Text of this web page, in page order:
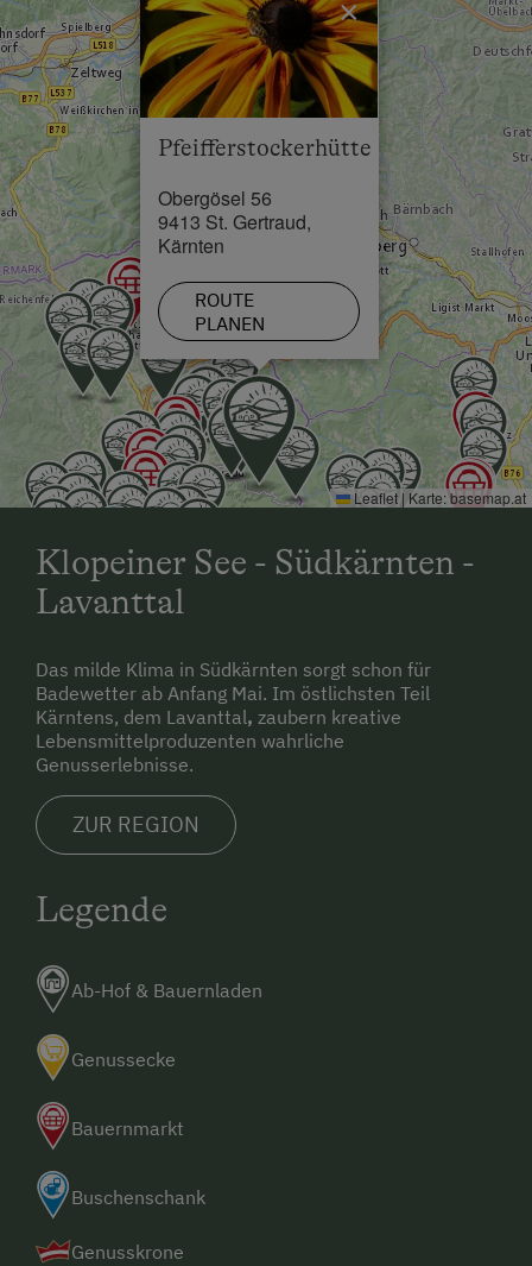
Restaurant in 0.5 km
Schwimmbad in 18 km
See / Teich in 20 km
Skilift in 6 km
Loipe in 0 km
Pfeifferstockerhütte
Obergösel 56
9413 St. Gertraud,
Kärnten
ROUTE
PLANEN
×
Leaflet | Karte:basemap.at
Klopeiner See - Südkärnten -
Lavanttal
Das milde Klima in Südkärnten sorgt schon für
Badewetter ab Anfang Mai. Im östlichsten Teil
Kärntens, dem Lavanttal, zaubern kreative
Lebensmittelproduzenten wahrliche
Genusserlebnisse.
ZUR REGION
Legende
Ab-Hof & Bauernladen
Genussecke
Bauernmarkt
Buschenschank
Genusskrone